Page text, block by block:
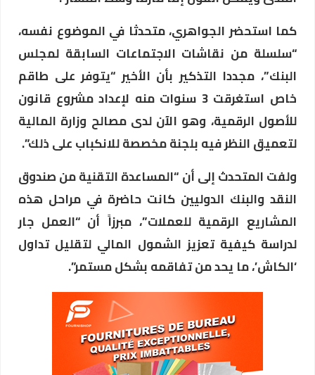
كما استحضر الجواهري، متحدثا في الموضوع نفسه،
“سلسلة من نقاشات الاجتماعات السابقة لمجلس
البنك”، مجددا التذكير بأن الأخير “يتوفر على طاقم
خاص استغرقت 3 سنوات منه لإعداد مشروع قانون
للأصول الرقمية، وهو الآن لدى مصالح وزارة المالية
لتعميق النظر فيه بلجنة مخصصة للانكباب على ذلك”.
ولفت المتحدث إلى أن “المساعدة التقنية من صندوق
النقد والبنك الدوليين كانت حاضرة في مراحل هذه
المشاريع الرقمية للعملات”، مبرزاً أن “العمل جار
لدراسة كيفية تعزيز الشمول المالي لتقليل تداول
‘الكاش’، ما يحد من تفاقمه بشكل مستمر”.